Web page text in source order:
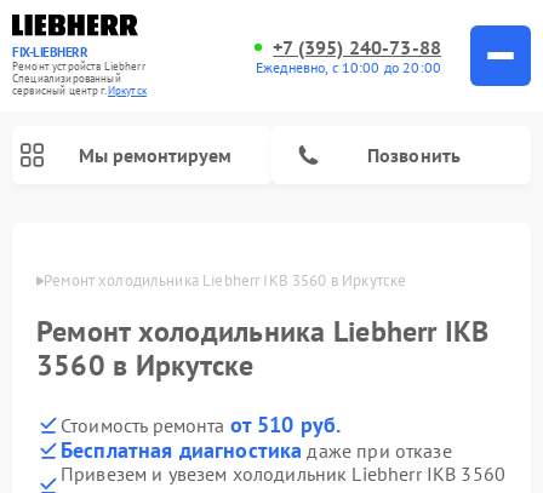
FIX-LIEBHERR
Ремонт устройств Liebherr
Специализированный
cервисный центр г.Иркутск
+7 (395) 240-73-88
Ежедневно, с 10:00 до 20:00
Мы ремонтируем Позвонить
Ремонт холодильника Liebherr IKB 3560 в Иркутске
Ремонт холодильника Liebherr IKB
3560 в Иркутске
Стоимость ремонта от 510 руб.
Бесплатная диагностика даже при отказе
Привезем и увезем холодильник Liebherr IKB 3560